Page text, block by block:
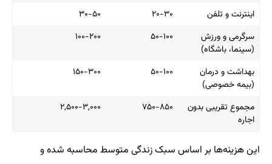
اینترنت و تلفن ۲۰-۳۰
۳۰-۵۰
سرگرمی و ورزش
(سینما، باشگاه)
۵۰-۱۰۰ ۱۰۰-۲۰۰
بهداشت و درمان
(بیمه خصوصی)
۵۰-۱۰۰ ۱۵۰-۳۰۰
مجموع تقریبی بدون
اجاره
۷۵۰-۸۵۰ ۲,۵۰۰-۳,۰۰۰
این هزینه‌ها بر اساس سبک زندگی متوسط محاسبه شده و